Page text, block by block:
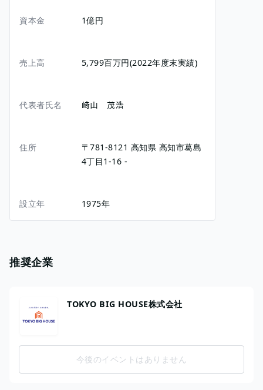
資本金 1億円
売上高 5,799百万円(2022年度末実績)
代表者氏名 﨑山 茂浩
住所 〒781-8121 高知県 高知市葛島
4丁目1-16 -
設立年 1975年
推奨企業
TOKYO BIG HOUSE株式会社
今後のイベントはありません